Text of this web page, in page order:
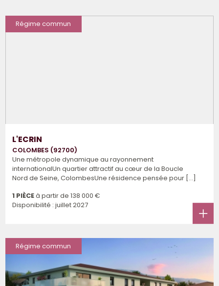
Régime commun
L'ECRIN
COLOMBES (92700)
Une métropole dynamique au rayonnement
internationalUn quartier attractif au cœur de la Boucle
Nord de Seine, ColombesUne résidence pensée pour [...]
1 PIÈCEà partir de 138 000 €
Disponibilité : juillet 2027
Régime commun